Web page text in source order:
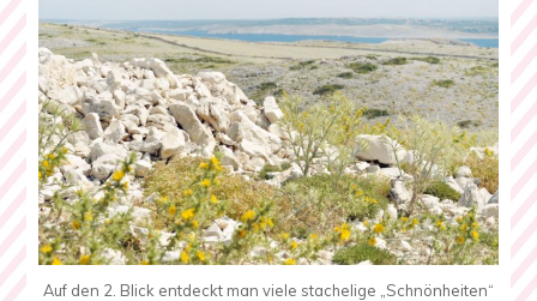
Auf den 2. Blick entdeckt man viele stachelige „Schnönheiten“